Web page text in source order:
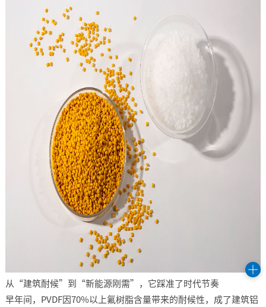
从“建筑耐候”到“新能源刚需”，它踩准了时代节奏​
早年间，PVDF因70%以上氟树脂含量带来的耐候性，成了建筑铝